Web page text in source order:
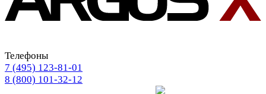
Телефоны
7 (495) 123-81-01
8 (800) 101-32-12